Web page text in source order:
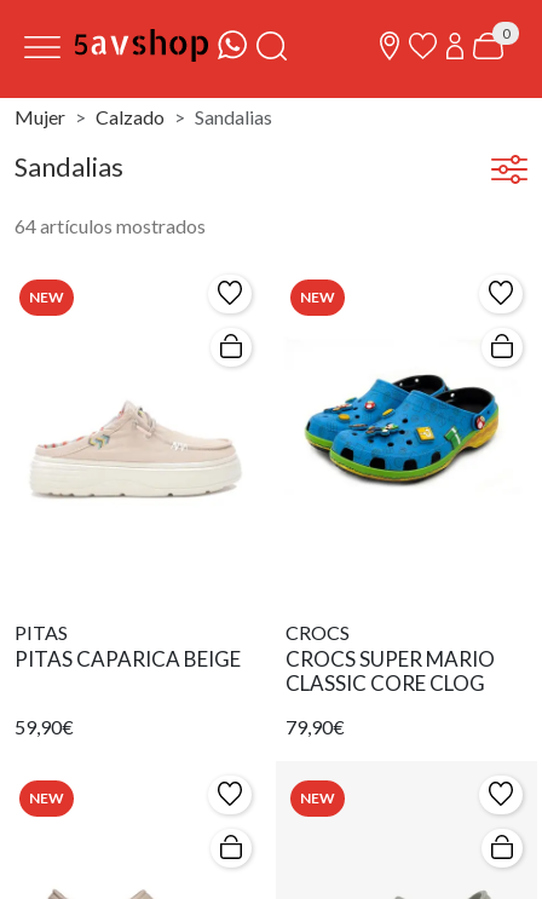
0
Mujer Calzado Sandalias
Sandalias
64 artículos mostrados
NEW
PITAS
PITAS CAPARICA BEIGE
59,90€
NEW
CROCS
CROCS SUPER MARIO
CLASSIC CORE CLOG
79,90€
NEW NEW